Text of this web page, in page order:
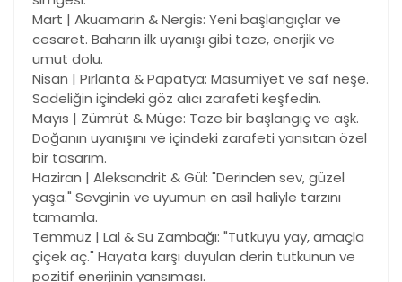
Mart | Akuamarin & Nergis: Yeni başlangıçlar ve
cesaret. Baharın ilk uyanışı gibi taze, enerjik ve
umut dolu.
Nisan | Pırlanta & Papatya: Masumiyet ve saf neşe.
Sadeliğin içindeki göz alıcı zarafeti keşfedin.
Mayıs | Zümrüt & Müge: Taze bir başlangıç ve aşk.
Doğanın uyanışını ve içindeki zarafeti yansıtan özel
bir tasarım.
Haziran | Aleksandrit & Gül: "Derinden sev, güzel
yaşa." Sevginin ve uyumun en asil haliyle tarzını
tamamla.
Temmuz | Lal & Su Zambağı: "Tutkuyu yay, amaçla
çiçek aç." Hayata karşı duyulan derin tutkunun ve
pozitif enerjinin yansıması.